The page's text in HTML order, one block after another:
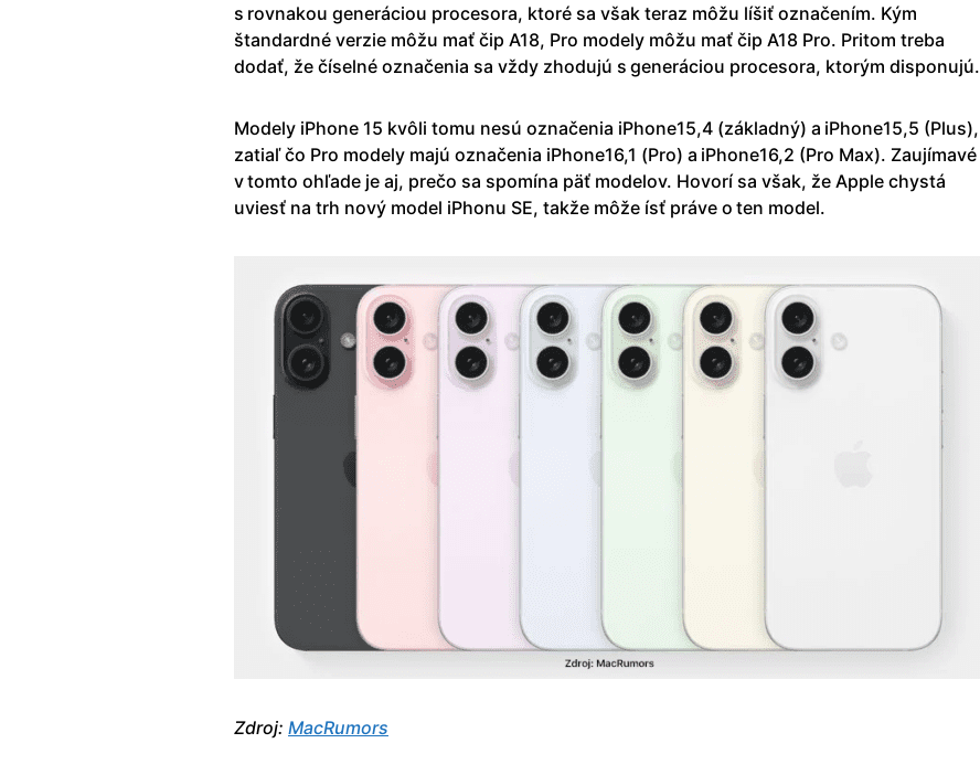
s rovnakou generáciou procesora, ktoré sa však teraz môžu líšiť označením. Kým
štandardné verzie môžu mať čip A18, Pro modely môžu mať čip A18 Pro. Pritom treba
dodať, že číselné označenia sa vždy zhodujú s generáciou procesora, ktorým disponujú.
Modely iPhone 15 kvôli tomu nesú označenia iPhone15,4 (základný) a iPhone15,5 (Plus),
zatiaľ čo Pro modely majú označenia iPhone16,1 (Pro) a iPhone16,2 (Pro Max). Zaujímavé
v tomto ohľade je aj, prečo sa spomína päť modelov. Hovorí sa však, že Apple chystá
uviesť na trh nový model iPhonu SE, takže môže ísť práve o ten model.
Zdroj: MacRumors